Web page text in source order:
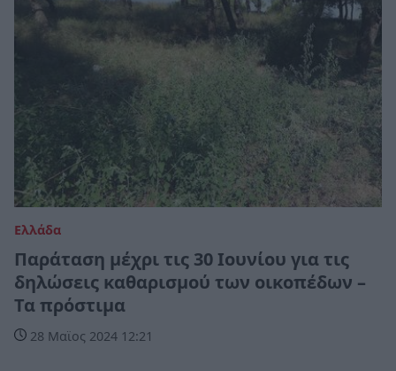
Ελλάδα
Παράταση μέχρι τις 30 Ιουνίου για τις
δηλώσεις καθαρισμού των οικοπέδων –
Τα πρόστιμα
28 Μαϊος 2024 12:21